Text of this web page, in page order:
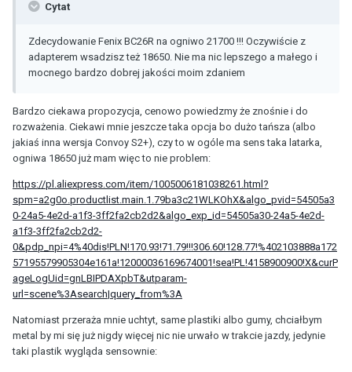
Cytat
Zdecydowanie Fenix BC26R na ogniwo 21700 !!! Oczywiście z
adapterem wsadzisz też 18650. Nie ma nic lepszego a małego i
mocnego bardzo dobrej jakości moim zdaniem
Bardzo ciekawa propozycja, cenowo powiedzmy że znośnie i do
rozważenia. Ciekawi mnie jeszcze taka opcja bo dużo tańsza (albo
jakiaś inna wersja Convoy S2+), czy to w ogóle ma sens taka latarka,
ogniwa 18650 już mam więc to nie problem:
https://pl.aliexpress.com/item/1005006181038261.html?
spm=a2g0o.productlist.main.1.79ba3c21WLKOhX&algo_pvid=54505a3
0-24a5-4e2d-a1f3-3ff2fa2cb2d2&algo_exp_id=54505a30-24a5-4e2d-
a1f3-3ff2fa2cb2d2-
0&pdp_npi=4%40dis!PLN!170.93!71.79!!!306.60!128.77!%402103888a172
57195579905304e161a!12000036169674001!sea!PL!4158900900!X&curP
ageLogUid=gnLBIPDAXpbT&utparam-
url=scene%3Asearch|query_from%3A
Natomiast przeraża mnie uchtyt, same plastiki albo gumy, chciałbym
metal by mi się już nigdy więcej nic nie urwało w trakcie jazdy, jedynie
taki plastik wygląda sensownie: